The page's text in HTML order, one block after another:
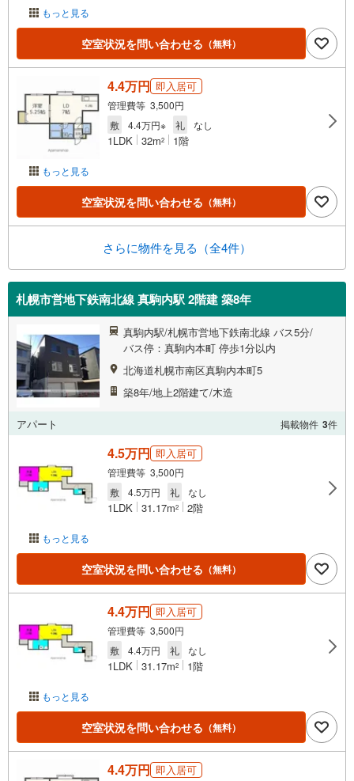
もっと見る
空室状況を問い合わせる （無料）
もっと見る
4.4万円 即入居可
管理費等 3,500円
敷
4.4万円※ 礼 なし
1LDK 32m2 1階
空室状況を問い合わせる （無料）
さらに物件を見る（全4件）
札幌市営地下鉄南北線 真駒内駅 2階建 築8年
真駒内駅/札幌市営地下鉄南北線 バス5分/
バス停：真駒内本町 停歩1分以内
北海道札幌市南区真駒内本町5
築8年/地上2階建て/木造
アパート 掲載物件 3件
もっと見る
4.5万円 即入居可
管理費等 3,500円
敷
4.5万円 礼 なし
1LDK 31.17m2 2階
空室状況を問い合わせる （無料）
もっと見る
4.4万円 即入居可
管理費等 3,500円
敷
4.4万円 礼 なし
1LDK 31.17m2 1階
空室状況を問い合わせる （無料）
4.4万円 即入居可